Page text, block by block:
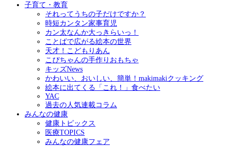
子育て・教育
それってうちの子だけですか？
時短カンタン家事育児
カン太なんか大っきらいっ！
ことばで広がる絵本の世界
天才！こどもりあん
こぴちゃんの手作りおもちゃ
キッズNews
かわいい、おいしい、簡単！makimakiクッキング
絵本に出てくる「これ！」食べたい
YAC
過去の人気連載コラム
みんなの健康
健康トピックス
医療TOPICS
みんなの健康フェア